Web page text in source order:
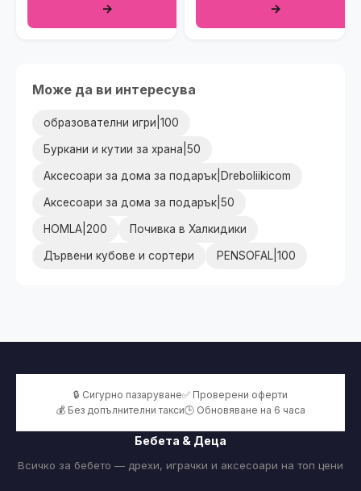
→
→
Може да ви интересува
образователни игри|100
Буркани и кутии за храна|50
Аксесоари за дома за подарък|Dreboliikicom
Аксесоари за дома за подарък|50
HOMLA|200 Почивка в Халкидики
Дървени кубове и сортери PENSOFAL|100
🔒 Сигурно пазаруване✅ Проверени оферти
💰 Без допълнителни такси🕒 Обновяване на 6 часа
Бебета & Деца
Всичко за бебето — дрехи, играчки и аксесоари на топ цени